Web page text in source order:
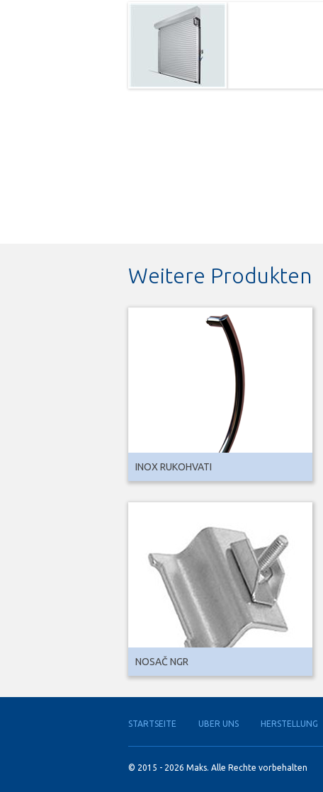
Weitere Produkten
INOX RUKOHVATI
NOSAČ NGR
STARTSEITE UBER UNS HERSTELLUNG
© 2015 - 2026 Maks. Alle Rechte vorbehalten